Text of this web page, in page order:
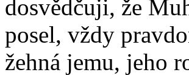
dosvědčuji, že
posel, vždy
žehná jemu, jeho